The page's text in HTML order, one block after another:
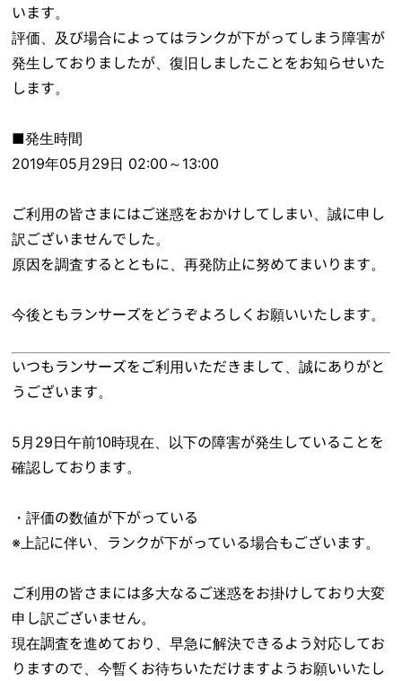
います。
評価、及び場合によってはランクが下がってしまう障害が
発生しておりましたが、復旧しましたことをお知らせいた
します。
■発生時間
2019年05月29日 02:00～13:00
ご利用の皆さまにはご迷惑をおかけしてしまい、誠に申し
訳ございませんでした。
原因を調査するとともに、再発防止に努めてまいります。
今後ともランサーズをどうぞよろしくお願いいたします。
いつもランサーズをご利用いただきまして、誠にありがと
うございます。
5月29日午前10時現在、以下の障害が発生していることを
確認しております。
・評価の数値が下がっている
※上記に伴い、ランクが下がっている場合もございます。
ご利用の皆さまには多大なるご迷惑をお掛けしており大変
申し訳ございません。
現在調査を進めており、早急に解決できるよう対応してお
りますので、今暫くお待ちいただけますようお願いいたし